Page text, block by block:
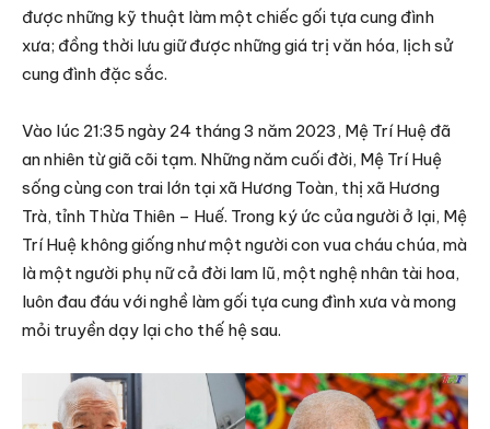
được những kỹ thuật làm một chiếc gối tựa cung đình
xưa; đồng thời lưu giữ được những giá trị văn hóa, lịch sử
cung đình đặc sắc.
Vào lúc 21:35 ngày 24 tháng 3 năm 2023, Mệ Trí Huệ đã
an nhiên từ giã cõi tạm. Những năm cuối đời, Mệ Trí Huệ
sống cùng con trai lớn tại xã Hương Toàn, thị xã Hương
Trà, tỉnh Thừa Thiên – Huế. Trong ký ức của người ở lại, Mệ
Trí Huệ không giống như một người con vua cháu chúa, mà
là một người phụ nữ cả đời lam lũ, một nghệ nhân tài hoa,
luôn đau đáu với nghề làm gối tựa cung đình xưa và mong
mỏi truyền dạy lại cho thế hệ sau.